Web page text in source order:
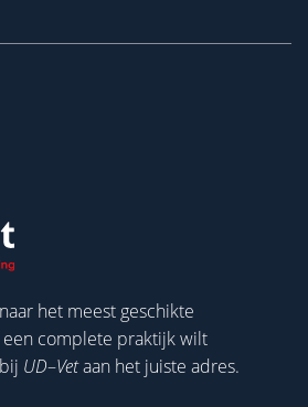
het meest geschikte
complete praktijk wilt
UD–Vetaan het juiste adres.